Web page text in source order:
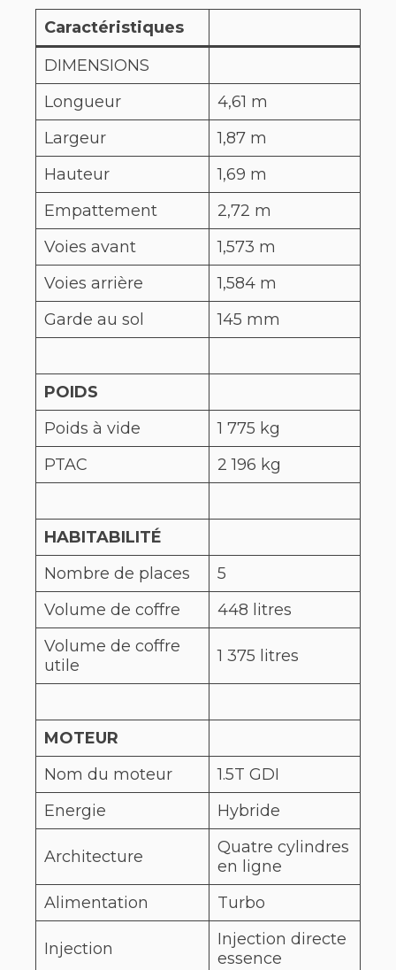
Caractéristiques
DIMENSIONS
Longueur
4,61 m
Largeur
1,87 m
Hauteur
1,69 m
Empattement
2,72 m
Voies avant
1,573 m
Voies arrière
1,584 m
Garde au sol
145 mm
POIDS
Poids à vide
1 775 kg
PTAC
2 196 kg
HABITABILITÉ
Nombre de places
5
Volume de coffre
448 litres
Volume de coffre
utile
1 375 litres
MOTEUR
Nom du moteur
1.5T GDI
Energie
Hybride
Architecture
Quatre cylindres
en ligne
Alimentation
Turbo
Injection
Injection directe
essence